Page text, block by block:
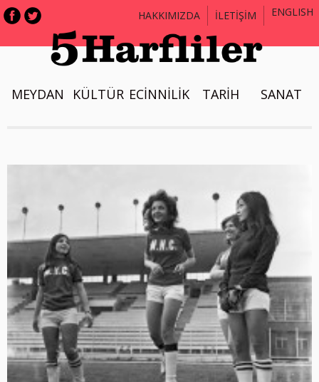
HAKKIMIZDA İLETİŞİM ENGLISH
MEYDAN KÜLTÜR ECİNNİLİK TARİH SANAT